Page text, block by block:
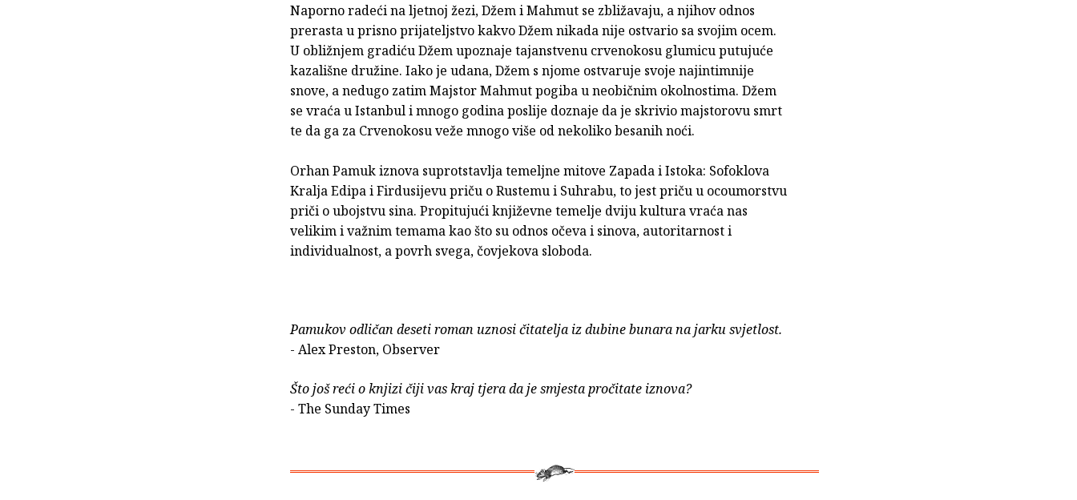
Naporno radeći na ljetnoj žezi, Džem i Mahmut se zbližavaju, a njihov odnos
prerasta u prisno prijateljstvo kakvo Džem nikada nije ostvario sa svojim ocem.
U obližnjem gradiću Džem upoznaje tajanstvenu crvenokosu glumicu putujuće
kazališne družine. Iako je udana, Džem s njome ostvaruje svoje najintimnije
snove, a nedugo zatim Majstor Mahmut pogiba u neobičnim okolnostima. Džem
se vraća u Istanbul i mnogo godina poslije doznaje da je skrivio majstorovu smrt
te da ga za Crvenokosu veže mnogo više od nekoliko besanih noći.
Orhan Pamuk iznova suprotstavlja temeljne mitove Zapada i Istoka: Sofoklova
Kralja Edipa i Firdusijevu priču o Rustemu i Suhrabu, to jest priču u ocoumorstvu
priči o ubojstvu sina. Propitujući književne temelje dviju kultura vraća nas
velikim i važnim temama kao što su odnos očeva i sinova, autoritarnost i
individualnost, a povrh svega, čovjekova sloboda.
Pamukov odličan deseti roman uznosi čitatelja iz dubine bunara na jarku svjetlost.
- Alex Preston, Observer
Što još reći o knjizi čiji vas kraj tjera da je smjesta pročitate iznova?
- The Sunday Times